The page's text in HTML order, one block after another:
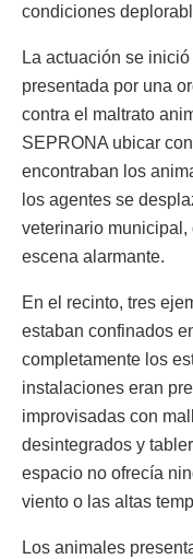
condiciones
La actuación se
presentada por una
contra el maltrato
SEPRONA ubicar
encontraban los
los agentes se
veterinario municipal,
escena alarmante.
En el recinto, tres
estaban confinados
completamente los
instalaciones eran
improvisadas con
desintegrados y
espacio no ofrecía
viento o las altas
Los animales